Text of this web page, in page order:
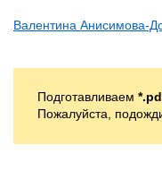
Валентина Анисимова-
Подготавливаем
Пожалуйста,